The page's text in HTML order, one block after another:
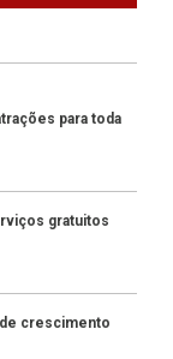
para toda
gratuitos
crescimento